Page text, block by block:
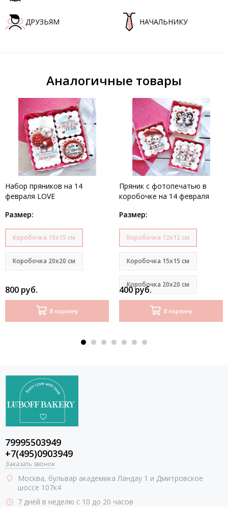
ДРУЗЬЯМ НАЧАЛЬНИКУ
Аналогичные товары
Набор пряников на 14
февраля LOVE
Размер:
Коробочка 15х15 см
Коробочка 20х20 см
800 руб.
В корзину
Пряник с фотопечатью в
коробочке на 14 февраля
Размер:
Коробочка 12х12 см
Коробочка 15х15 см
Коробочка 20х20 см
400 руб.
В корзину
79995503949
+7(495)0903949
Заказать звонок
Москва, бульвар академика Ландау 1 и Дмитровское
шоссе 107к4
7 дней в неделю с 10 до 20 часов